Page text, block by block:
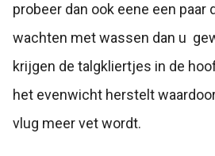
probeer dan ook eene een paar
wachten met wassen dan u
krijgen de talgkliertjes in de
het evenwicht herstelt
vlug meer vet wordt.